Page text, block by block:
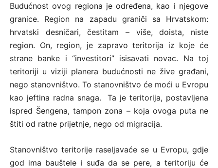
Budućnost ovog regiona je određena, kao i njegove
granice. Region na zapadu graniči sa Hrvatskom:
hrvatski desničari, čestitam – više, doista, niste
region. On, region, je zapravo teritorija iz koje će
strane banke i “investitori” isisavati novac. Na toj
teritoriji u viziji planera budućnosti ne žive građani,
nego stanovništvo. To stanovništvo će moći u Evropu
kao jeftina radna snaga. Ta je teritorija, postavljena
ispred Šengena, tampon zona – koja ovoga puta ne
štiti od ratne prijetnje, nego od migracija.
Stanovništvo teritorije raseljavaće se u Evropu, gdje
god ima bauštele i suđa da se pere, a teritoriju će